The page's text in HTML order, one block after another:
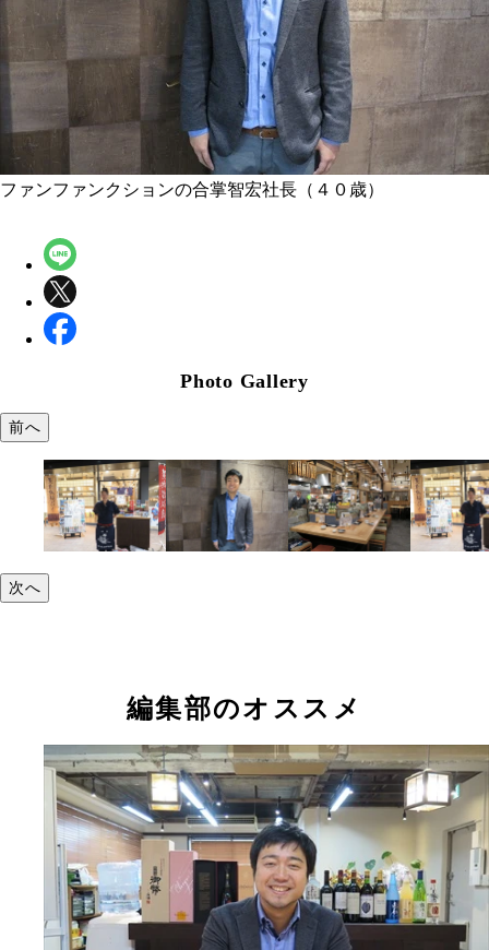
ファンファンクションの合掌智宏社長（４０歳）
Photo Gallery
前へ
次へ
編集部のオススメ